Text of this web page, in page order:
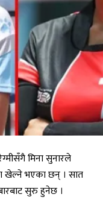
मिना सुनारले
खेल्ने भएका छन् । सात
सुरु हुनेछ ।